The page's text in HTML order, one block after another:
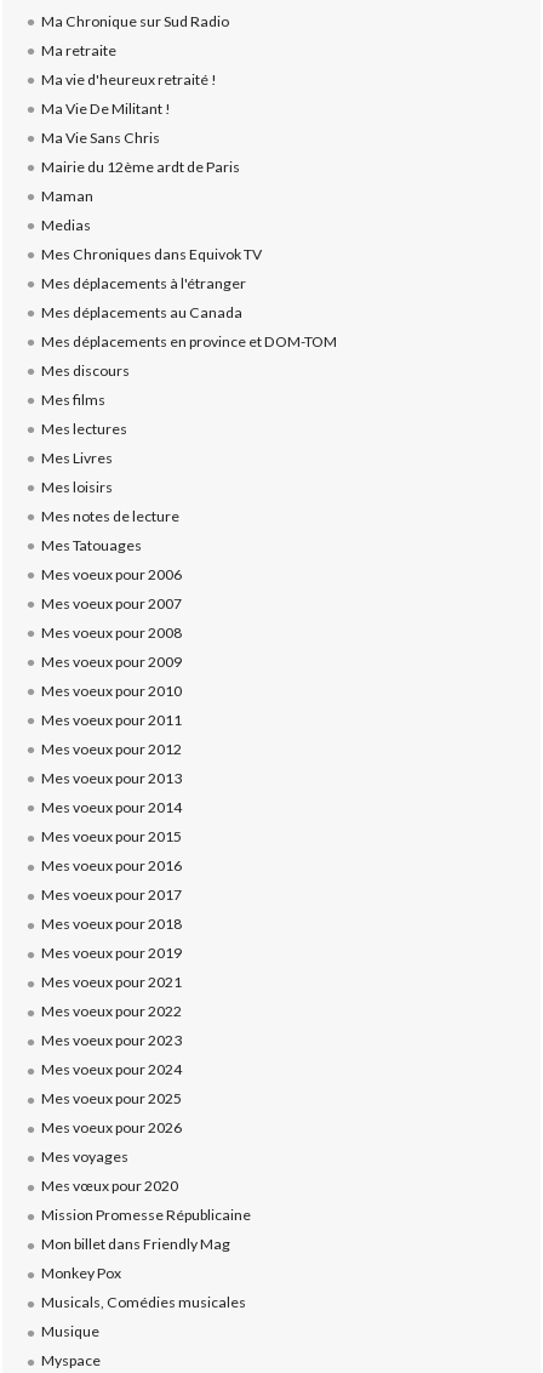
Ma Chronique sur Sud Radio
Ma retraite
Ma vie d'heureux retraité !
Ma Vie De Militant !
Ma Vie Sans Chris
Mairie du 12ème ardt de Paris
Maman
Medias
Mes Chroniques dans Equivok TV
Mes déplacements à l'étranger
Mes déplacements au Canada
Mes déplacements en province et DOM-TOM
Mes discours
Mes films
Mes lectures
Mes Livres
Mes loisirs
Mes notes de lecture
Mes Tatouages
Mes voeux pour 2006
Mes voeux pour 2007
Mes voeux pour 2008
Mes voeux pour 2009
Mes voeux pour 2010
Mes voeux pour 2011
Mes voeux pour 2012
Mes voeux pour 2013
Mes voeux pour 2014
Mes voeux pour 2015
Mes voeux pour 2016
Mes voeux pour 2017
Mes voeux pour 2018
Mes voeux pour 2019
Mes voeux pour 2021
Mes voeux pour 2022
Mes voeux pour 2023
Mes voeux pour 2024
Mes voeux pour 2025
Mes voeux pour 2026
Mes voyages
Mes vœux pour 2020
Mission Promesse Républicaine
Mon billet dans Friendly Mag
Monkey Pox
Musicals, Comédies musicales
Musique
Myspace